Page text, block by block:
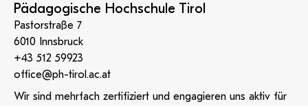
Pädagogische Hochschule Tirol
Pastorstraße 7
6010 Innsbruck
+43 512 59923
office@ph-tirol.ac.at
Wir sind mehrfach zertifiziert und engagieren uns aktiv für